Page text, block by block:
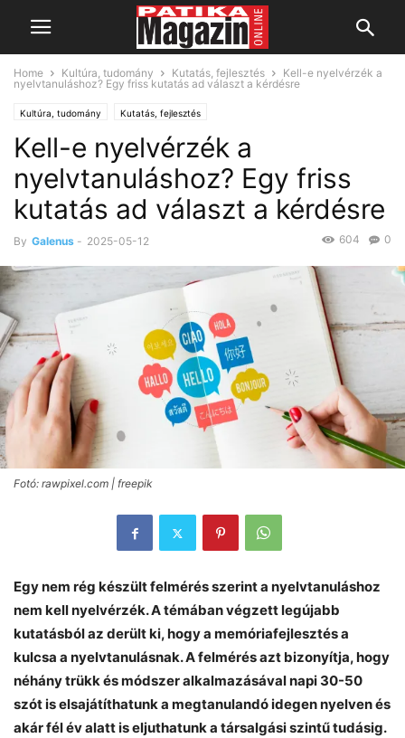
Home Kultúra, tudomány Kutatás, fejlesztés
Kell-e nyelvérzék a
nyelvtanuláshoz? Egy friss kutatás ad választ a kérdésre
Kultúra, tudomány Kutatás, fejlesztés
Kell-e nyelvérzék a
nyelvtanuláshoz? Egy friss
kutatás ad választ a kérdésre
By Galenus - 2025-05-12 0
604
Fotó: rawpixel.com | freepik
Egy nem rég készült felmérés szerint a nyelvtanuláshoz
nem kell nyelvérzék. A témában végzett legújabb
kutatásból az derült ki, hogy a memóriafejlesztés a
kulcsa a nyelvtanulásnak. A felmérés azt bizonyítja, hogy
néhány trükk és módszer alkalmazásával napi 30-50
szót is elsajátíthatunk a megtanulandó idegen nyelven és
akár fél év alatt is eljuthatunk a társalgási szintű tudásig.